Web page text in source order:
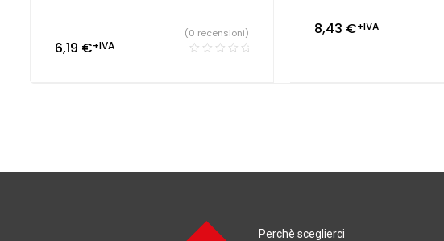
6,19 €+IVA
(0 recensioni) 8,43 €+IVA
Perchè sceglierci